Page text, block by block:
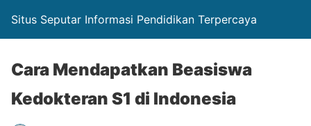
Situs Seputar Informasi Pendidikan Terpercaya
Cara Mendapatkan Beasiswa
Kedokteran S1 di Indonesia